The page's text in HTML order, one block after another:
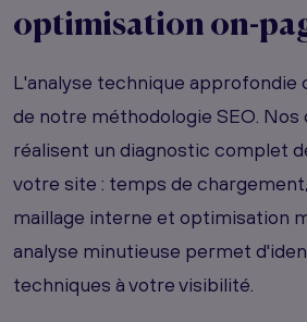
optimisation on-
L'analyse technique approfondie
de notre méthodologie SEO.
réalisent un diagnostic complet
votre site : temps de
maillage interne et optimisation
analyse minutieuse permet
techniques à votre visibilité.